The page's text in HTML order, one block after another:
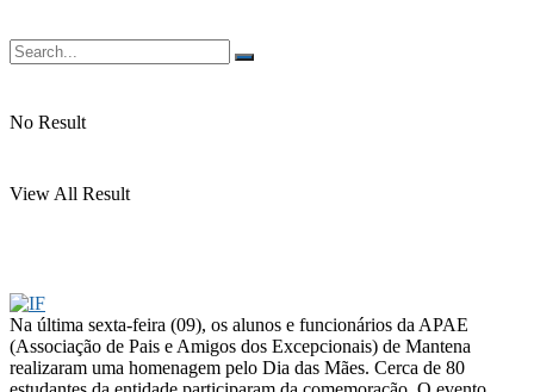
No Result
View All Result
Na última sexta-feira (09), os alunos e funcionários da APAE
(Associação de Pais e Amigos dos Excepcionais) de Mantena
realizaram uma homenagem pelo Dia das Mães. Cerca de 80